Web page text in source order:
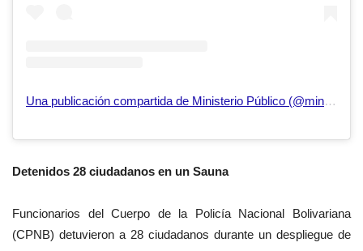
Una publicación compartida de Ministerio Público (@ministeriopublico_ve)
Detenidos 28 ciudadanos en un Sauna
Funcionarios del Cuerpo de la Policía Nacional Bolivariana
(CPNB) detuvieron a 28 ciudadanos durante un despliegue de